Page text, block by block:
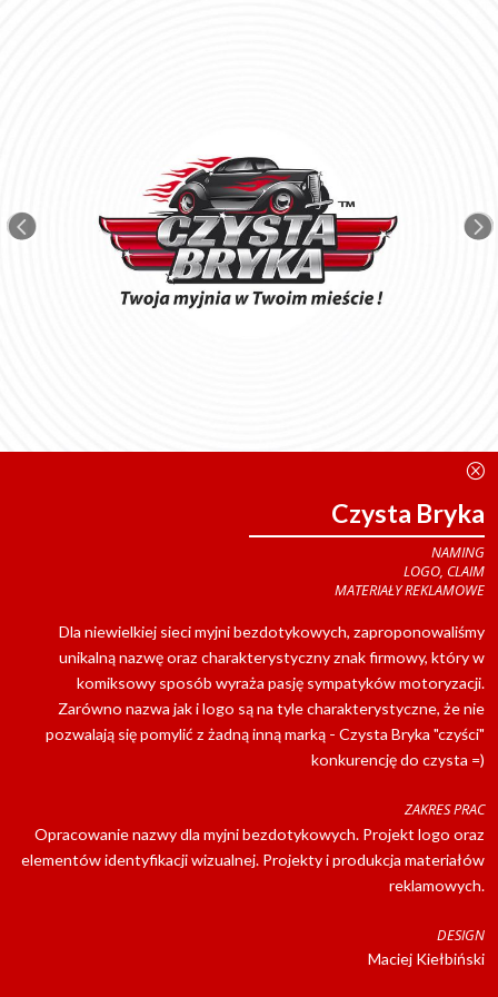
< =
Q
Czysta Bryka
NAMING
LOGO, CLAIM
MATERIAŁY REKLAMOWE
Dla niewielkiej sieci myjni bezdotykowych, zaproponowaliśmy
unikalną nazwę oraz charakterystyczny znak firmowy, który w
komiksowy sposób wyraża pasję sympatyków motoryzacji.
Zarówno nazwa jak i logo są na tyle charakterystyczne, że nie
pozwalają się pomylić z żadną inną marką - Czysta Bryka "czyści"
konkurencję do czysta =)
ZAKRES PRAC
Opracowanie nazwy dla myjni bezdotykowych. Projekt logo oraz
elementów identyfikacji wizualnej. Projekty i produkcja materiałów
reklamowych.
DESIGN
Maciej Kiełbiński